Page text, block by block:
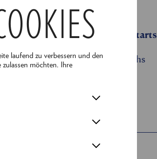
laufend zu verbessern und den
zulassen möchten. Ihre
2026 (Mitte November)
des allgemeinen Verkaufsstarts
und des Programmbuchs